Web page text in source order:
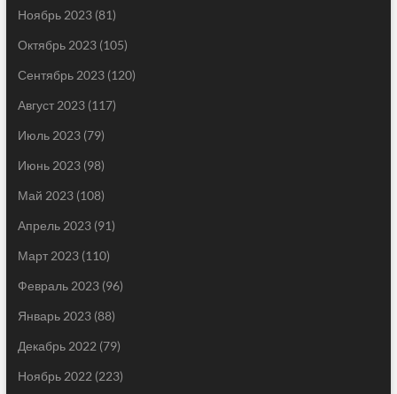
Ноябрь 2023(81)
Октябрь 2023(105)
Сентябрь 2023(120)
Август 2023(117)
Июль 2023(79)
Июнь 2023(98)
Май 2023(108)
Апрель 2023(91)
Март 2023(110)
Февраль 2023(96)
Январь 2023(88)
Декабрь 2022 (79)
Ноябрь 2022 (223)